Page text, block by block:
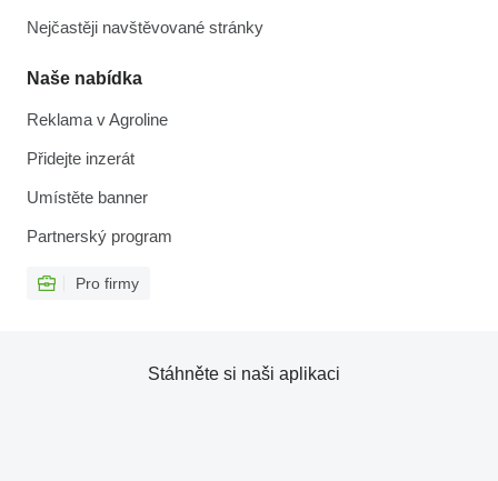
Nejčastěji navštěvované stránky
Naše nabídka
Reklama v Agroline
Přidejte inzerát
Umístěte banner
Partnerský program
Pro firmy
Stáhněte si naši aplikaci